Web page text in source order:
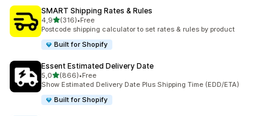
SMART Shipping Rates & Rules
4,9av 5 stjerner
(316)
Totalt 316 omtaler
•Free
Postcode shipping calculator to set rates & rules by product
Built for Shopify
Essent Estimated Delivery Date
5,0av 5 stjerner
(866)
Totalt 866 omtaler
•Free
Show Estimated Delivery Date Plus Shipping Time (EDD/ETA)
Built for Shopify